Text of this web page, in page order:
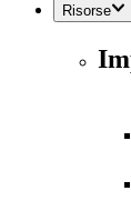
Risorse